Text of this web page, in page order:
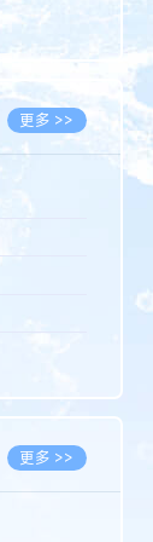
2026.08.07
2026.08.07
更多 >>
更多 >>